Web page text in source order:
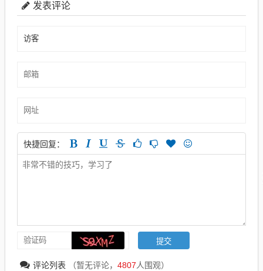
发表评论
快捷回复：
评论列表 （暂无评论， 4807人围观）